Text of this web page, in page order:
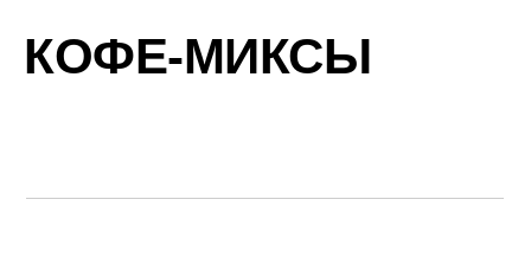
КОФЕ-МИКСЫ